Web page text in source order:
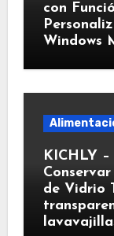
con
Windows
KICHLY
de Vidrio